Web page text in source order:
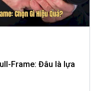
Frame: Đâu là lựa